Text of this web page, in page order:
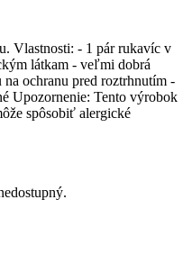
Vlastnosti: - 1 pár rukavíc v
látkam - veľmi dobrá
ochranu pred roztrhnutím -
Upozornenie: Tento výrobok
spôsobiť alergické